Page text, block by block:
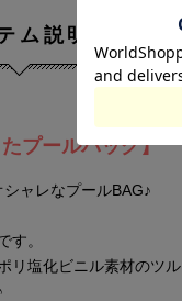
ム説明
プールバッグ】
ャレなプールBAG♪
す。
リ塩化ビニル素材のツ